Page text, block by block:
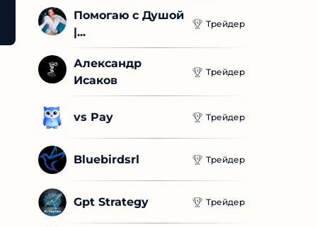
Rift Шлём Sony PlayStation VR Очки
Помогаю с Душой
|...
Трейдер
Александр
Исаков
Трейдер
vs Pay Трейдер
Bluebirdsrl Трейдер
Gpt Strategy Трейдер